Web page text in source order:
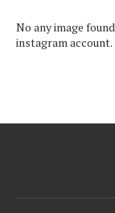
No any image
instagram account.